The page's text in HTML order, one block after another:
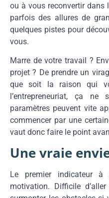
ou à vous reconvertir dans
parfois des allures de
quelques pistes pour
vous.
Marre de votre travail ?
projet ? De prendre un
que soit la raison qui
l’entrepreneuriat, ça ne
paramètres peuvent vite
commencer par une
vaut donc faire le point
Une vraie
Le premier indicateur
motivation. Difficile